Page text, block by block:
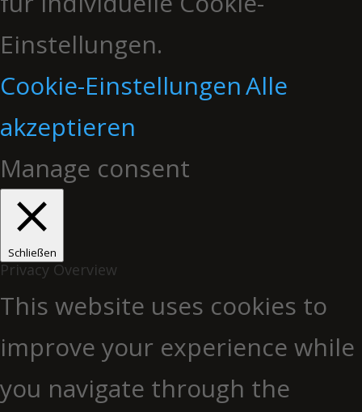
Einstellungen.
Cookie-EinstellungenAlle
akzeptieren
Manage consent
Schließen
Privacy Overview
This website uses cookies to
improve your experience while
you navigate through the